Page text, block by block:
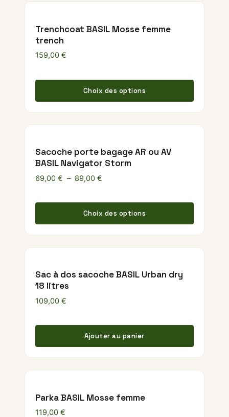
Trenchcoat BASIL Mosse femme
trench
159,00 €
Choix des options
Ce
Sacoche porte bagage AR ou AV
BASIL Navigator Storm
69,00 € – 89,00 €
Choix des options
Ce
Sac à dos sacoche BASIL Urban dry
18 litres
109,00 €
Ajouter au panier
Parka BASIL Mosse femme
119,00 €